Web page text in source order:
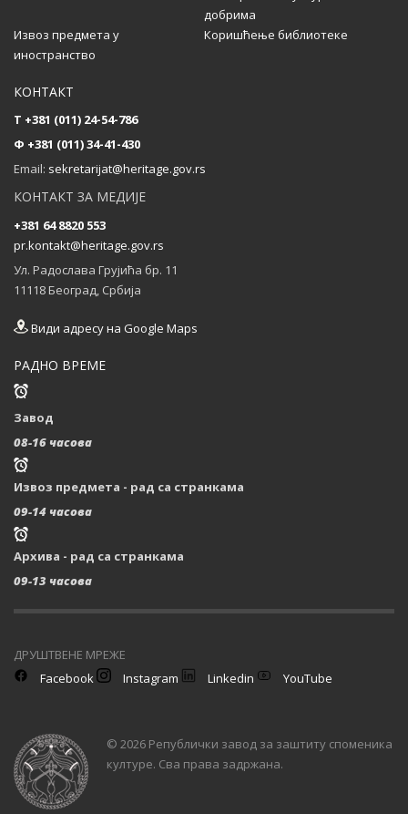
добрима
Извоз предмета у
иностранство
Коришћење библиотеке
КОНТАКТ
T +381 (011) 24-54-786
Ф +381 (011) 34-41-430
Email: sekretarijat@heritage.gov.rs
КОНТАКТ ЗА МЕДИЈЕ
+381 64 8820 553
pr.kontakt@heritage.gov.rs
Ул. Радослава Грујића бр. 11
11118 Београд, Србија
Види адресу на Google Maps
РАДНО ВРЕМЕ
Завод
08-16 часова
Извоз предмета - рад са странкама
09-14 часова
Архива - рад са странкама
09-13 часова
ДРУШТВЕНЕ МРЕЖЕ
Facebook
Instagram Linkedin YouTube
© 2026 Републички завод за заштиту споменика
културе. Сва права задржана.